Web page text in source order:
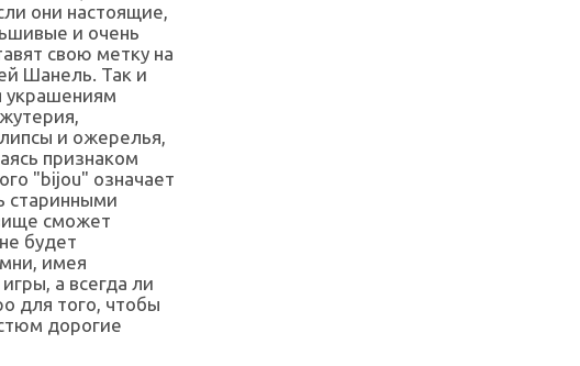
они настоящие,
и очень
свою метку на
Шанель. Так и
украшениям
и ожерелья,
признаком
"bijou" означает
старинными
сможет
будет
имея
а всегда ли
для того, чтобы
дорогие